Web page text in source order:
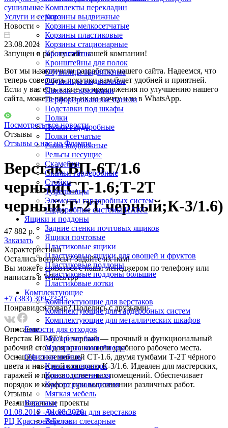
Комплекты перекладин
Корзины выдвижные
Корзины мелкосетчатые
Корзины пластиковые
Корзины стационарные
Кронштейны
Кронштейны для полок
Обувницы выдвижные
Обувницы выдвижные
Панели с крючками
Перфорированные панели
Подставки под шкафы
Полки
Полки гардеробные
Полки сетчатые
Рамы выдвижные
Рельсы несущие
Скамейки
Скамьи гардеробные
Стойки
Туфельницы
Элементы гардеробных систем
Гардеробные системы ПАКС
Ящики и поддоны
Задние стенки почтовых ящиков
Ящики почтовые
Пластиковые ящики
Пластиковые ящики для овощей и фруктов
Пластиковые поддоны
Пластиковые поддоны большие
Пластиковые лотки
Комплектующие
Комплектующие для верстаков
Комплектующие для гардеробных систем
Комплектующие для металлических шкафов
Емкости для отходов
Мусорные баки
Мусорные контейнеры
Офисная мебель
Кресло оператора
Кресло посетителя
Кресло руководителя
Мягкая мебель
Верстаки
Аксессуары для верстаков
Верстаки слесарные
сушильные
Услуги и сервис
Новости
23.08.2021
Запущен в работу сайт нашей компании!
Вот мы и закончили разработку нашего сайта. Надеемся, что
теперь совершать покупки вам будет удобней и приятней.
Если у вас есть какие-то предложения по улучшению нашего
сайта, можете писать их на почту или в WhatsApp.
Посмотреть все новости
Отзывы
Отзывы о нас на Флампе
Верстак ВП-6Т/1.6
черный(СТ-1.6;Т-2Т
черный;Т-2Т черный;К-3/1.6)
47 882 р.
Заказать
Характеристики
Остались вопросы? Задайте их нам!
Вы можете связаться с наши менеджером по телефону или
написать в WhatsApp
+7 (383) 309-23-45
Понравился товар? Поделись с друзьями:
Описание
Верстак ВП-6Т/1.6 черный — прочный и функциональный
рабочий стол для организации удобного рабочего места.
Оснащён столешницей СТ-1.6, двумя тумбами Т-2Т чёрного
цвета и навесной консолью К-3/1.6. Идеален для мастерских,
гаражей и производственных помещений. Обеспечивает
порядок и комфорт при выполнении различных работ.
Отзывы
Реализованныe проекты
01.08.2019 - 01.08.2020
РЦ Красное&Белое